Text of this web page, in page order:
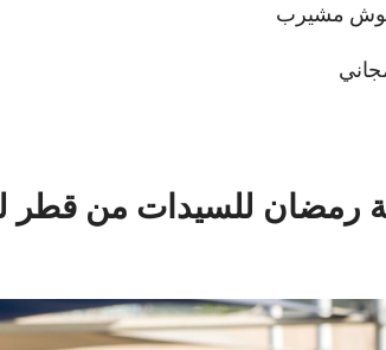
مشيرب
للسيدات من قطر